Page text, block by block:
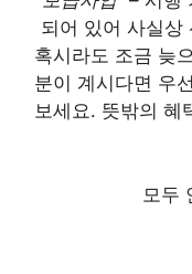
되어 있어 사실상
혹시라도 조금 늦
분이 계시다면 우
보세요. 뜻밖의 혜
모두